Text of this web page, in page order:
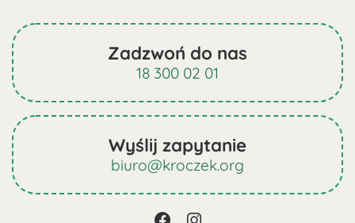
Zadzwoń do nas
18 300 02 01
Wyślij zapytanie
biuro@kroczek.org